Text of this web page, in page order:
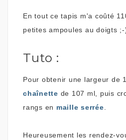
En tout ce tapis m'a coûté
petites ampoules au doigts ;-
Tuto :
Pour obtenir une largeur de
chaînette de 107 ml, puis
rangs en maille serrée
Heureusement les rendez-